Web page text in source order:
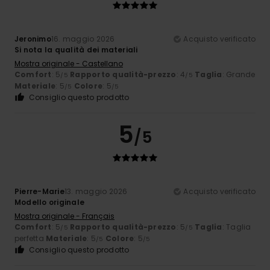
Jeronimo16. maggio 2026
Acquisto verificato
Si nota la qualità dei materiali
Mostra originale - Castellano
Comfort: 5/5 Rapporto qualità-prezzo: 4/5 Taglia: Grande
Materiale: 5/5 Colore: 5/5
Consiglio questo prodotto
5/5
Pierre-Marie13. maggio 2026
Acquisto verificato
Modello originale
Mostra originale - Français
Comfort: 5/5 Rapporto qualità-prezzo: 5/5 Taglia: Taglia
perfetta Materiale: 5/5 Colore: 5/5
Consiglio questo prodotto